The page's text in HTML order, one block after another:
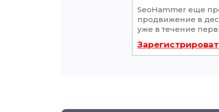
SeoHammer еще
продвижение в
уже в течение